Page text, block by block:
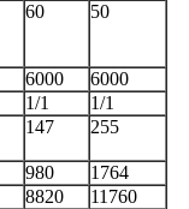
60 50
6000
6000
1/1
1/1
147 255
980
1764
8820 11760